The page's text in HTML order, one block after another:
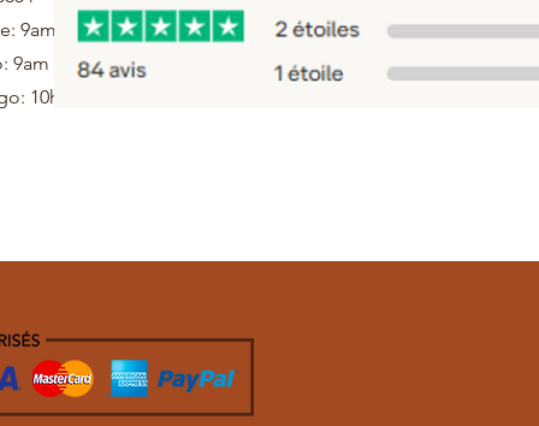
9am - 5pm
9am - 1pm
10h - 12h